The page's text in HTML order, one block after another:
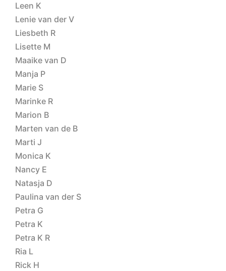
Leen K
Lenie van der V
Liesbeth R
Lisette M
Maaike van D
Manja P
Marie S
Marinke R
Marion B
Marten van de B
Marti J
Monica K
Nancy E
Natasja D
Paulina van der S
Petra G
Petra K
Petra K R
Ria L
Rick H